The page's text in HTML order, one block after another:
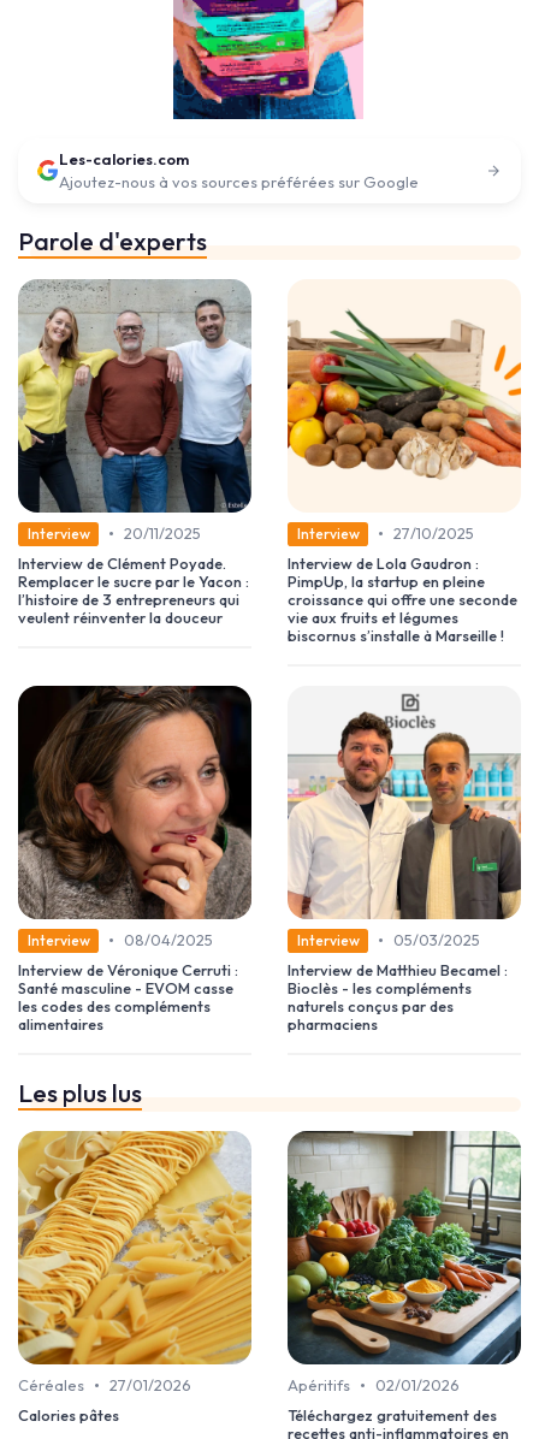
Les-calories.com
Ajoutez-nous à vos sources préférées sur Google
Parole d'experts
Interview • 20/11/2025
Interview de Clément Poyade.
Remplacer le sucre par le Yacon :
l’histoire de 3 entrepreneurs qui
veulent réinventer la douceur
Interview • 27/10/2025
Interview de Lola Gaudron :
PimpUp, la startup en pleine
croissance qui offre une seconde
vie aux fruits et légumes
biscornus s’installe à Marseille !
Interview •
08/04/2025
Interview de Véronique Cerruti :
Santé masculine - EVOM casse
les codes des compléments
alimentaires
Interview •
05/03/2025
Interview de Matthieu Becamel :
Bioclès - les compléments
naturels conçus par des
pharmaciens
Les plus lus
Céréales • 27/01/2026
Calories pâtes
Apéritifs •
02/01/2026
Téléchargez gratuitement des
recettes anti-inflammatoires en